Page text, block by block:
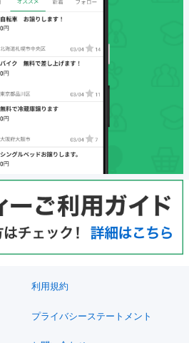
利用規約
プライバシーステートメント